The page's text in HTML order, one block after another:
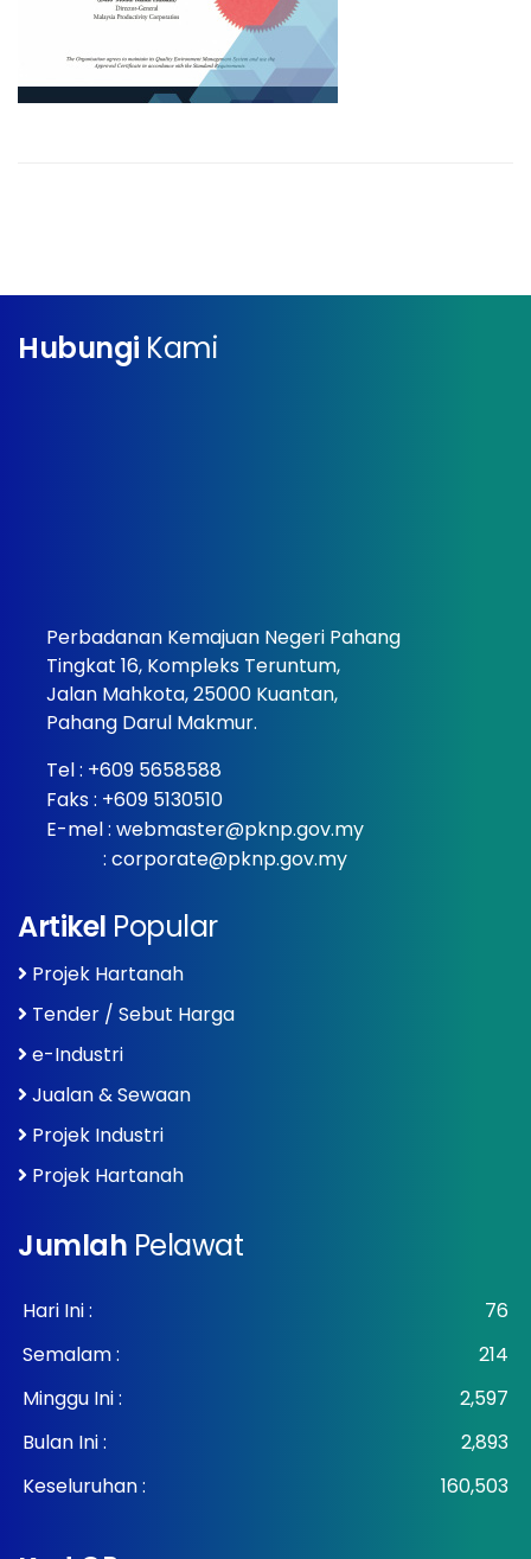
Hubungi Kami
Perbadanan Kemajuan Negeri Pahang
Tingkat 16, Kompleks Teruntum,
Jalan Mahkota, 25000 Kuantan,
Pahang Darul Makmur.
Tel : +609 5658588
Faks : +609 5130510
E-mel : webmaster@pknp.gov.my
: corporate@pknp.gov.my
Artikel Popular
Projek Hartanah
Tender / Sebut Harga
e-Industri
Jualan & Sewaan
Projek Industri
Projek Hartanah
Jumlah Pelawat
Hari Ini :
76
Semalam :
214
Minggu Ini :
2,597
Bulan Ini :
2,893
Keseluruhan :
160,503